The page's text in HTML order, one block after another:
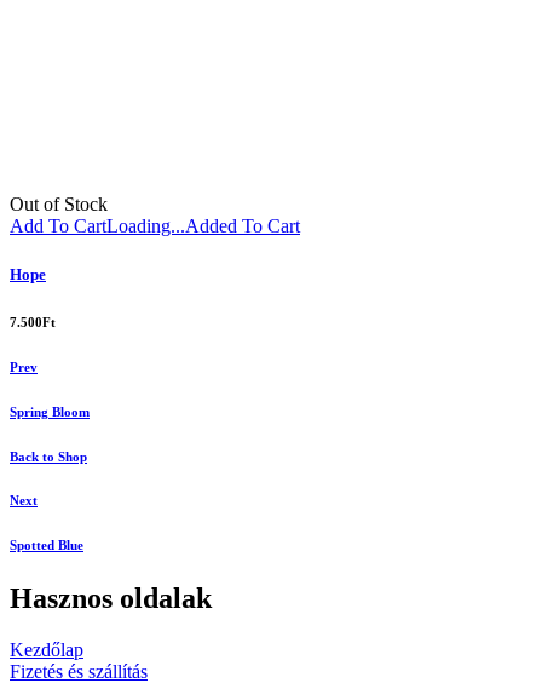
Out of Stock
Add To CartLoading...Added To Cart
Hope
7.500Ft
Prev
Spring Bloom
Back to Shop
Next
Spotted Blue
Hasznos oldalak
Kezdőlap
Fizetés és szállítás